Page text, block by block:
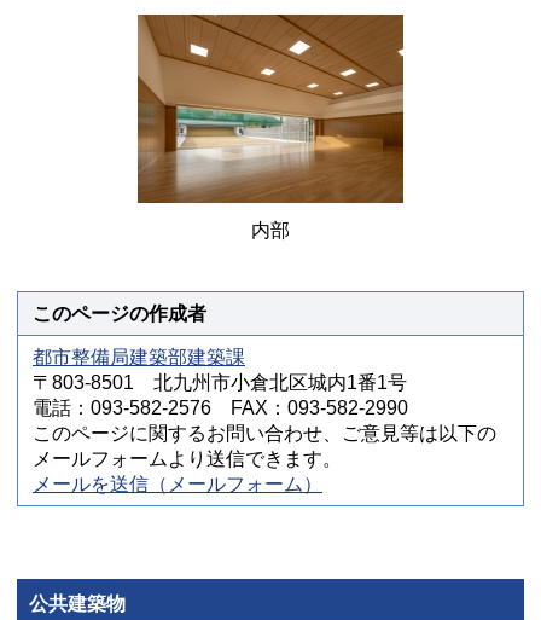
内部
このページの作成者
都市整備局建築部建築課
〒803-8501 北九州市小倉北区城内1番1号
電話：093-582-2576 FAX：093-582-2990
このページに関するお問い合わせ、ご意見等は以下の
メールフォームより送信できます。
メールを送信（メールフォーム）
公共建築物